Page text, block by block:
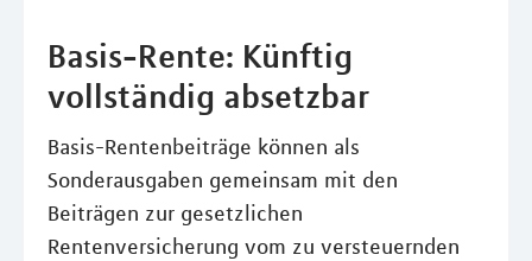
Basis-Rente: Künftig
vollständig absetzbar
Basis-Rentenbeiträge können als
Sonderausgaben gemeinsam mit den
Beiträgen zur gesetzlichen
Rentenversicherung vom zu versteuernden